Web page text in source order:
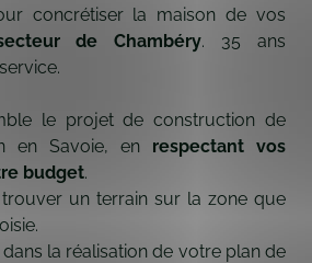
concrétiser la maison de vos
de Chambéry. 35 ans
le projet de construction de
en Savoie, en respectant vos
budget.
trouver un terrain sur la zone que
la réalisation de votre plan de